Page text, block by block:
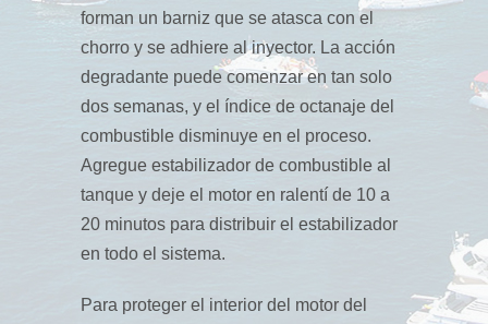
forman un barniz que se atasca con el
chorro y se adhiere al inyector. La acción
degradante puede comenzar en tan solo
dos semanas, y el índice de octanaje del
combustible disminuye en el proceso.
Agregue estabilizador de combustible al
tanque y deje el motor en ralentí de 10 a
20 minutos para distribuir el estabilizador
en todo el sistema.
Para proteger el interior del motor del